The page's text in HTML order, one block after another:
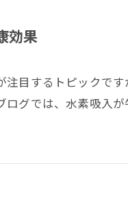
効果
目するトピックで
グでは、水素吸入